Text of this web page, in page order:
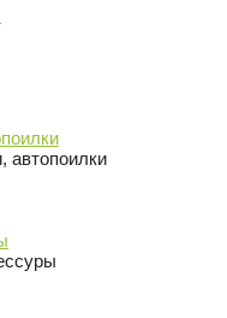
автопоилки